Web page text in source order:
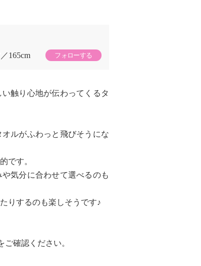
165cm フォローする
触り心地が伝わってくるタ
ルがふわっと飛びそうにな
です。
気分に合わせて選べるのも
りするのも楽しそうです♪
確認ください。